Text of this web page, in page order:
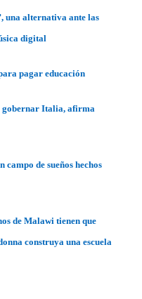
una alternativa ante las
digital
pagar educación
gobernar Italia, afirma
de sueños hechos
de Malawi tienen que
construya una escuela